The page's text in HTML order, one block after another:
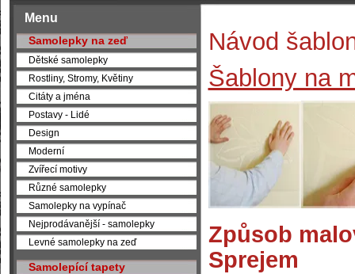
Návod
Šablony na
Způsob
Sprejem
Menu
Samolepky na zeď
Dětské samolepky
Rostliny, Stromy, Květiny
Citáty a jména
Postavy - Lidé
Design
Moderní
Zvířecí motivy
Různé samolepky
Samolepky na vypínač
Nejprodávanější - samolepky
Levné samolepky na zeď
Samolepící tapety